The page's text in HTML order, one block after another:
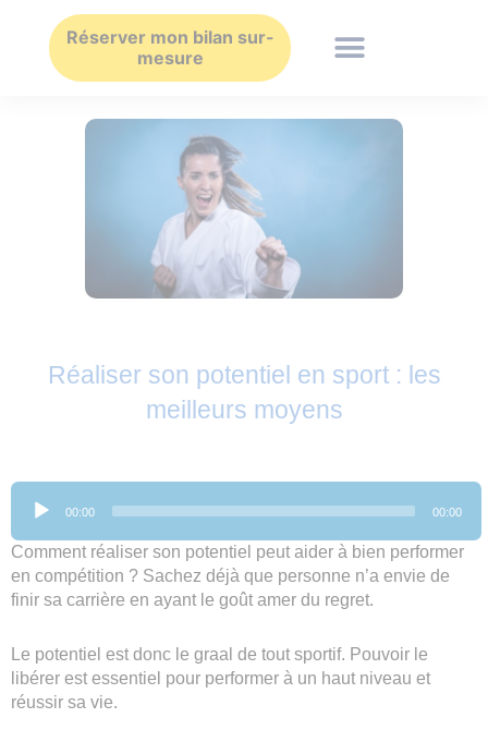
contenu
Réserver mon bilan sur-
mesure
Réaliser son potentiel en sport : les
meilleurs moyens
Lecteur
audio
00:00 00:00
Comment réaliser son potentiel peut aider à bien performer
en compétition ? Sachez déjà que personne n’a envie de
finir sa carrière en ayant le goût amer du regret.
Le potentiel est donc le graal de tout sportif. Pouvoir le
libérer est essentiel pour performer à un haut niveau et
réussir sa vie.